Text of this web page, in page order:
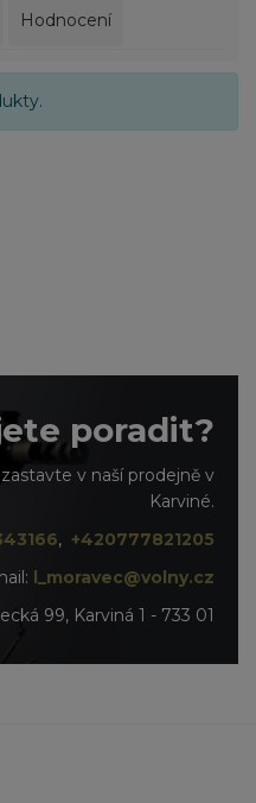
Hodnocení
poradit?
v naší prodejně v
Karviné.
, +420777821205
l_moravec@volny.cz
99, Karviná 1 - 733 01